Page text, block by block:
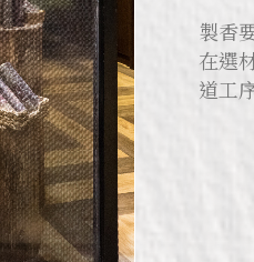
製香
在選
道工